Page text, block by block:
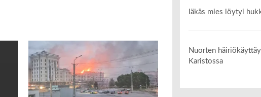
Iäkäs mies löytyi
Nuorten
Karistossa